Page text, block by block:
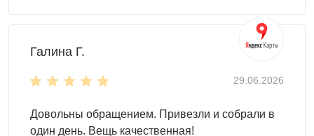
доступным ценам для жителей
Галина Г.
29.06.2026
Довольны обращением. Привезли и собрали в
один день. Вещь качественная!